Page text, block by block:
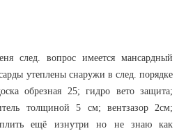
след. вопрос имеется мансардный
утеплены снаружи в след. порядке
обрезная 25; гидро вето защита;
толщиной 5 см; вентзазор 2см;
ещё изнутри но не знаю как